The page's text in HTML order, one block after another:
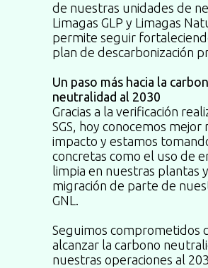
de nuestras unidades de
Limagas GLP y Limagas
permite seguir
plan de descarbonización
Un paso más hacia la
neutralidad al 2030
Gracias a la verificación
SGS, hoy conocemos mejor
impacto y estamos
concretas como el uso de
limpia en nuestras plantas
migración de parte de
GNL.
Seguimos comprometidos
alcanzar la carbono
nuestras operaciones al